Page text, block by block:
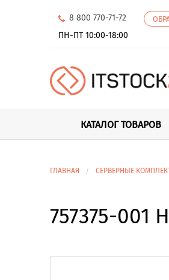
8 800 770-71-72
ПН-ПТ 10:00-18:00
КАТАЛОГ ТОВАРОВ
ГЛАВНАЯ СЕРВЕРНЫЕ
757375-001